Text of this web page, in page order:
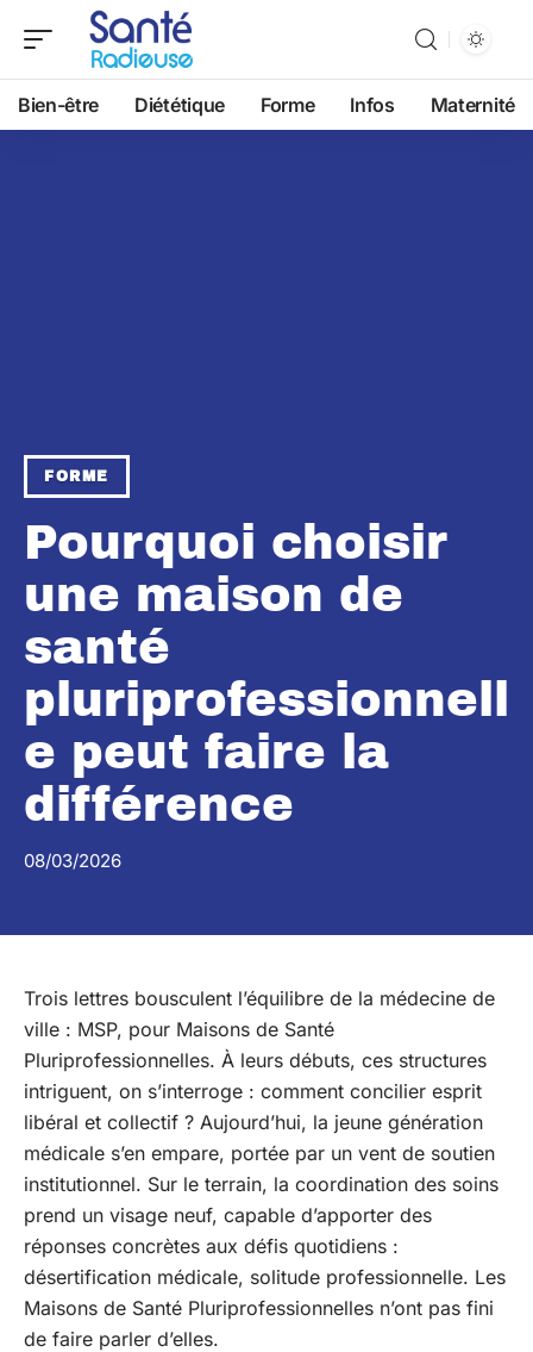
Bien-être Diététique Forme Infos Maternité
FORME
Pourquoi choisir
une maison de
santé
pluriprofessionnell
e peut faire la
différence
08/03/2026
Trois lettres bousculent l’équilibre de la médecine de
ville : MSP, pour Maisons de Santé
Pluriprofessionnelles. À leurs débuts, ces structures
intriguent, on s’interroge : comment concilier esprit
libéral et collectif ? Aujourd’hui, la jeune génération
médicale s’en empare, portée par un vent de soutien
institutionnel. Sur le terrain, la coordination des soins
prend un visage neuf, capable d’apporter des
réponses concrètes aux défis quotidiens :
désertification médicale, solitude professionnelle. Les
Maisons de Santé Pluriprofessionnelles n’ont pas fini
de faire parler d’elles.